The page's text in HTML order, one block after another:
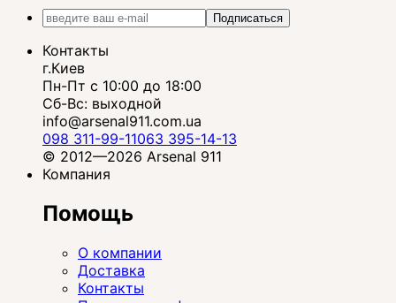
Подписаться
Контакты
г.Киев
Пн-Пт с 10:00 до 18:00
Сб-Вс: выходной
info@arsenal911.com.ua
098 311-99-11063 395-14-13
© 2012—2026 Arsenal 911
Компания
Помощь
О компании
Доставка
Контакты